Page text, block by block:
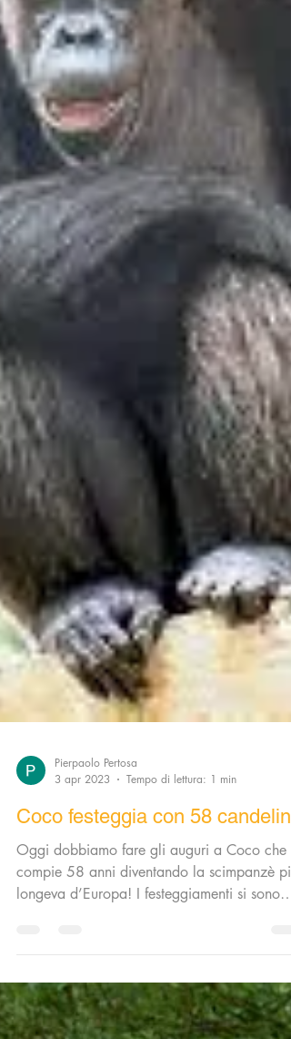
Pierpaolo Pertosa
3 apr 2023
Tempo di lettura: 1 min